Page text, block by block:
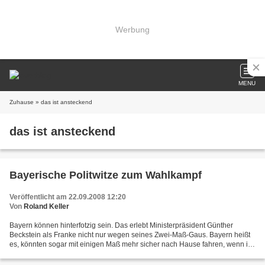
Werbung
MENU
Zuhause » das ist ansteckend
das ist ansteckend
Bayerische Politwitze zum Wahlkampf
Veröffentlicht am 22.09.2008 12:20
Von Roland Keller
Bayern können hinterfotzig sein. Das erlebt Ministerpräsident Günther
Beckstein als Franke nicht nur wegen seines Zwei-Maß-Gaus. Bayern heißt
es, könnten sogar mit einigen Maß mehr sicher nach Hause fahren, wenn ihr